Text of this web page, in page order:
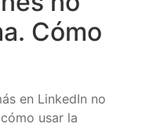
Cómo
en LinkedIn no
usar la